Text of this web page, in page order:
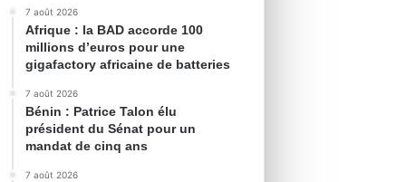
7 août 2026
Afrique : la BAD accorde 100
millions d’euros pour une
gigafactory africaine de batteries
7 août 2026
Bénin : Patrice Talon élu
président du Sénat pour un
mandat de cinq ans
7 août 2026